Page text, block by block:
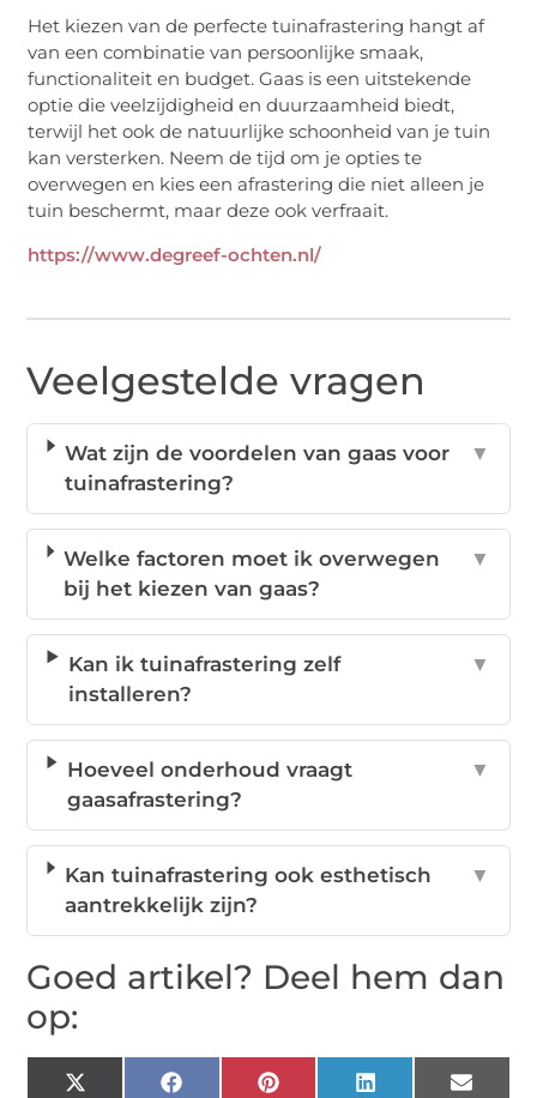
Het kiezen van de perfecte tuinafrastering hangt af
van een combinatie van persoonlijke smaak,
functionaliteit en budget. Gaas is een uitstekende
optie die veelzijdigheid en duurzaamheid biedt,
terwijl het ook de natuurlijke schoonheid van je tuin
kan versterken. Neem de tijd om je opties te
overwegen en kies een afrastering die niet alleen je
tuin beschermt, maar deze ook verfraait.
https://www.degreef-ochten.nl/
Veelgestelde vragen
Wat zijn de voordelen van gaas voor
tuinafrastering?
▼
Welke factoren moet ik overwegen
bij het kiezen van gaas?
▼
Kan ik tuinafrastering zelf
installeren?
▼
Hoeveel onderhoud vraagt
gaasafrastering?
▼
Kan tuinafrastering ook esthetisch
aantrekkelijk zijn?
▼
Goed artikel? Deel hem dan
op:
X FacebookPinterestLinkedIn Email